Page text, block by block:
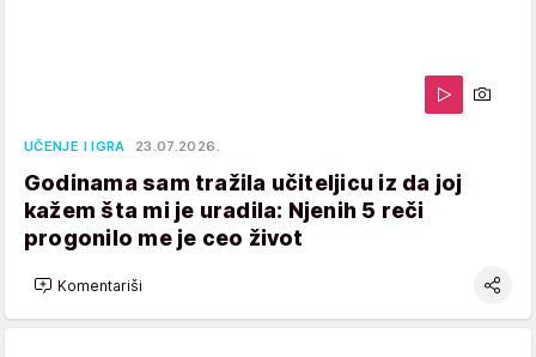
UČENJE I IGRA 23.07.2026.
Godinama sam tražila učiteljicu iz da joj
kažem šta mi je uradila: Njenih 5 reči
progonilo me je ceo život
Komentariši